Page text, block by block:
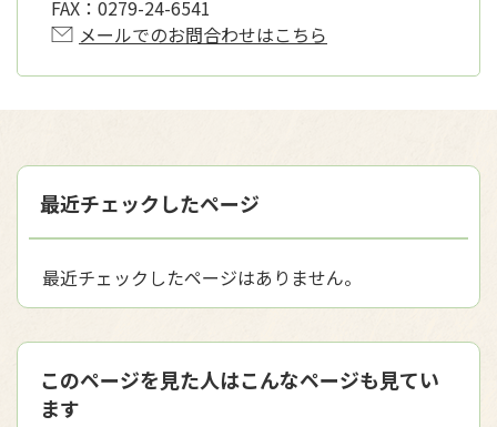
FAX： 0279-24-6541
メールでのお問合わせはこちら
最近チェックしたページ
最近チェックしたページはありません。
このページを見た人はこんなページも見てい
ます